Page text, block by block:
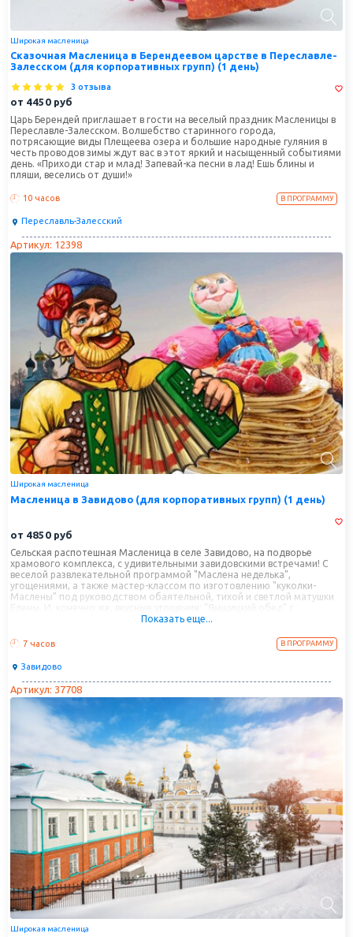
Широкая масленица
Сказочная Масленица в Берендеевом царстве в Переславле-
Залесском (для корпоративных групп) (1 день)
3 отзыва
от 4450 руб
Царь Берендей приглашает в гости на веселый праздник Масленицы в
Переславле-Залесском. Волшебство старинного города,
потрясающие виды Плещеева озера и большие народные гуляния в
честь проводов зимы ждут вас в этот яркий и насыщенный событиями
день. «Приходи стар и млад! Запевай-ка песни в лад! Ешь блины и
пляши, веселись от души!»
10 часов В ПРОГРАММУ
Переславль-Залесский
Артикул: 12398
Широкая масленица
Масленица в Завидово (для корпоративных групп) (1 день)
от 4850 руб
Сельская распотешная Масленица в селе Завидово, на подворье
храмового комплекса, с удивительными завидовскими встречами! С
веселой развлекательной программой "Маслена неделька",
угощениями, а также мастер-классом по изготовлению "куколки-
Маслены" под руководством обаятельной, тихой и светлой матушки
рюмочкой монастырского кагора и чаепитие с масляными
Показать еще...
7 часов В ПРОГРАММУ
Завидово
Артикул: 37708
Широкая масленица